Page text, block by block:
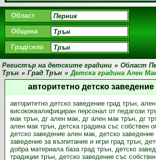
Област
Община
Град/село
Регистър на детските градини » Област
Трън » Град Трън » Детска градина Ален
авторитетно детско
авторитетно детско заведение град трън,
висококвалифициран персонал от педагози
мак трън, дг ален мак, дг ален мак трън, дг
ален мак трън, детска градина със собствен
детско заведение ален мак, детско заведение
заведение за възпитание и игри град трън,
добра материала база град трън, детско
традиции трън, детско заведение със